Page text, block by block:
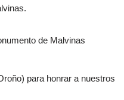
de Malvinas
para honrar a nuestros